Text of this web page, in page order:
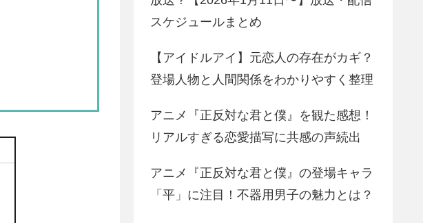
スケジュールまとめ
【アイドルアイ】元恋人の存在がカギ？
登場人物と人間関係をわかりやすく整理
アニメ『正反対な君と僕』を観た感想！
リアルすぎる恋愛描写に共感の声続出
アニメ『正反対な君と僕』の登場キャラ
「平」に注目！不器用男子の魅力とは？